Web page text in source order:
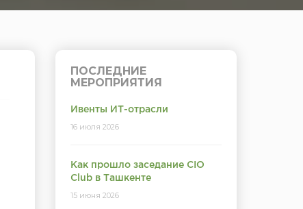
ПОСЛЕДНИЕ
МЕРОПРИЯТИЯ
Ивенты ИТ-отрасли
16 июля 2026
Как прошло заседание CIO
Club в Ташкенте
15 июня 2026